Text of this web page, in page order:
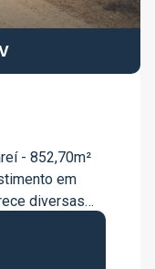
- 852,70m²
em
diversas
ideal para
em uma